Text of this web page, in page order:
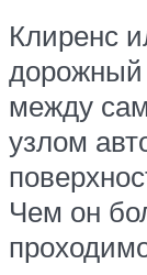
Клиренс
дорожный
между
узлом
Чем он